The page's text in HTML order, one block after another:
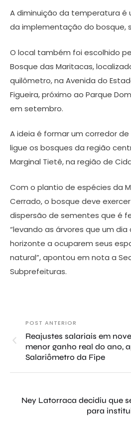
A diminuição da temperatura é
da implementação do bosque,
O local também foi escolhido
Bosque das Maritacas,
quilômetro, na Avenida do
Figueira, próximo ao Parque
em setembro.
A ideia é formar um corredor
ligue os bosques da região
Marginal Tietê, na região de
Com o plantio de espécies da
Cerrado, o bosque deve
dispersão de sementes que é
“levando as árvores que um
horizonte a ocuparem seus
natural”, apontou em nota a
Subprefeituras.
POST ANTERIOR
Reajustes salariais em
menor ganho real do ano,
Salariômetro da Fipe
Ney Latorraca decidiu que
para